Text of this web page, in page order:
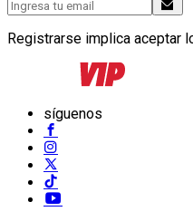
Registrarse implica aceptar
síguenos